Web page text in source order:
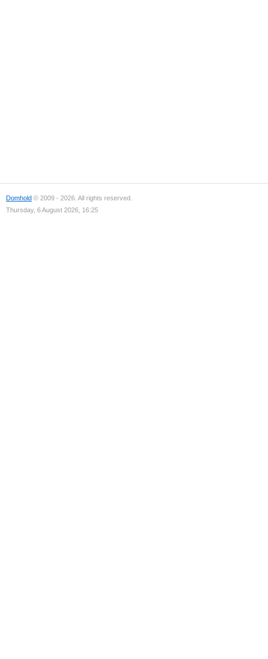
Domhold © 2009 - 2026. All rights reserved.
Thursday, 6 August 2026, 16:25